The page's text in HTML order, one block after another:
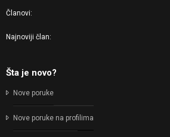
Članovi
Najnoviji član
Šta je novo?
Nove poruke
Nove poruke na profilima